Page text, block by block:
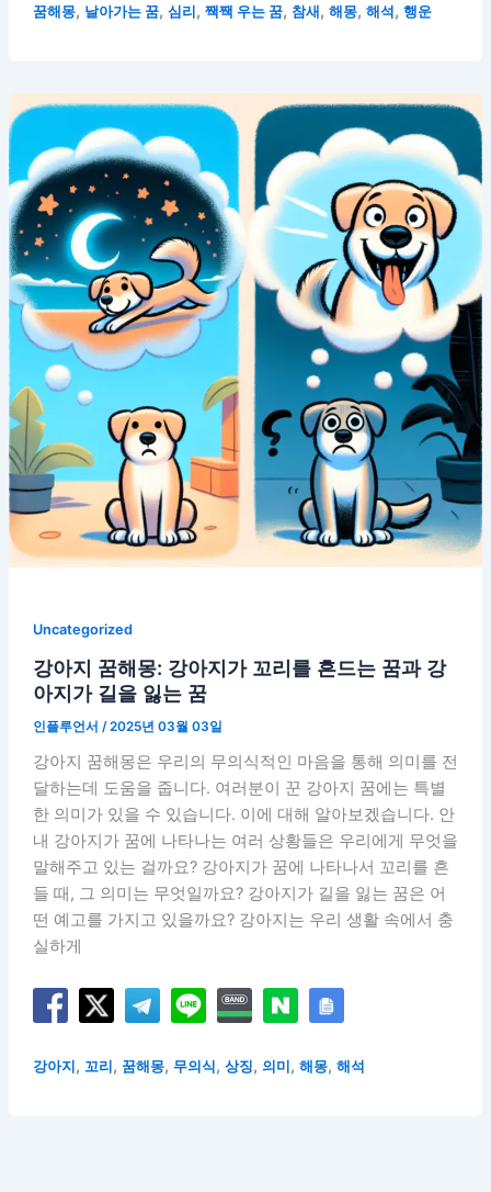
꿈해몽, 날아가는 꿈, 심리 , 짹짹 우는 꿈, 참새 , 해몽, 해석 , 행운
Uncategorized
강아지 꿈해몽: 강아지가 꼬리를 흔드는 꿈과 강
아지가 길을 잃는 꿈
인플루언서 /2025년 03월 03일
강아지 꿈해몽은 우리의 무의식적인 마음을 통해 의미를 전
달하는데 도움을 줍니다. 여러분이 꾼 강아지 꿈에는 특별
한 의미가 있을 수 있습니다. 이에 대해 알아보겠습니다. 안
내 강아지가 꿈에 나타나는 여러 상황들은 우리에게 무엇을
말해주고 있는 걸까요? 강아지가 꿈에 나타나서 꼬리를 흔
들 때, 그 의미는 무엇일까요? 강아지가 길을 잃는 꿈은 어
떤 예고를 가지고 있을까요? 강아지는 우리 생활 속에서 충
실하게
강아지 , 꼬리 , 꿈해몽, 무의식, 상징, 의미 , 해몽, 해석